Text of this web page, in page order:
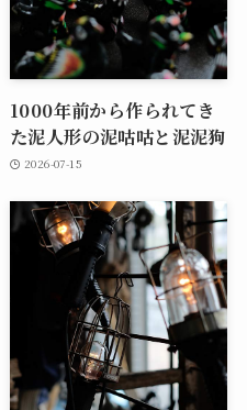
1000年前から作られてき
た泥人形の泥咕咕と泥泥狗
2026-07-15